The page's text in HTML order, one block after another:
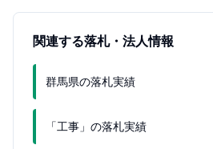
関連する落札・法人情報
群馬県の落札実績
「工事」の落札実績